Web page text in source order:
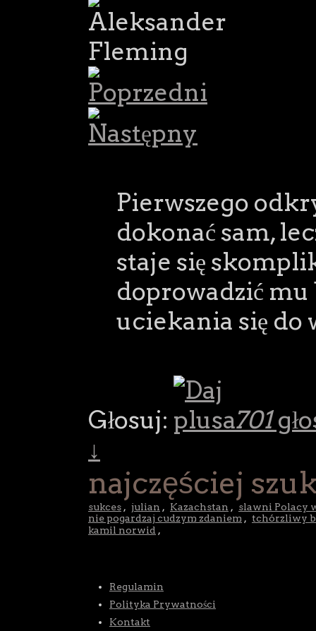
Pierwszego
dokonać sam,
staje się
doprowadzić mu
uciekania się do
Głosuj: 701
↓
najczęściej
sukces , julian , Kazachstan , slawni Polacy
nie pogardzaj cudzym zdaniem , tchórzliwy
kamil norwid ,
Regulamin
Polityka Prywatności
Kontakt